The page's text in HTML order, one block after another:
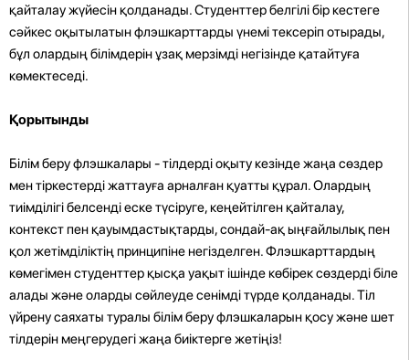
қайталау жүйесін қолданады. Студенттер белгілі бір кестеге
сәйкес оқытылатын флэшкарттарды үнемі тексеріп отырады,
бұл олардың білімдерін ұзақ мерзімді негізінде қатайтуға
көмектеседі.
Қорытынды
Білім беру флэшкалары - тілдерді оқыту кезінде жаңа сөздер
мен тіркестерді жаттауға арналған қуатты құрал. Олардың
тиімділігі белсенді еске түсіруге, кеңейтілген қайталау,
контекст пен қауымдастықтарды, сондай-ақ ыңғайлылық пен
қол жетімділіктің принципіне негізделген. Флэшкарттардың
көмегімен студенттер қысқа уақыт ішінде көбірек сөздерді біле
алады және оларды сөйлеуде сенімді түрде қолданады. Тіл
үйрену саяхаты туралы білім беру флэшкаларын қосу және шет
тілдерін меңгерудегі жаңа биіктерге жетіңіз!